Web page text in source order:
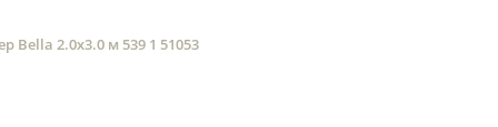
Bella 2.0x3.0 м 539 1 51053